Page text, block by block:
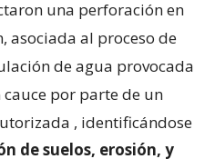
una perforación en
asociada al proceso de
de agua provocada
por parte de un
, identificándose
de suelos, erosión, y